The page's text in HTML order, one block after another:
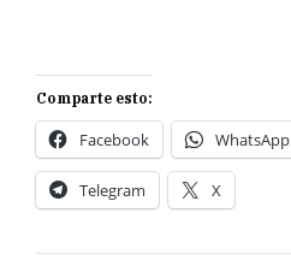
Comparte esto:
Facebook WhatsApp
Telegram X